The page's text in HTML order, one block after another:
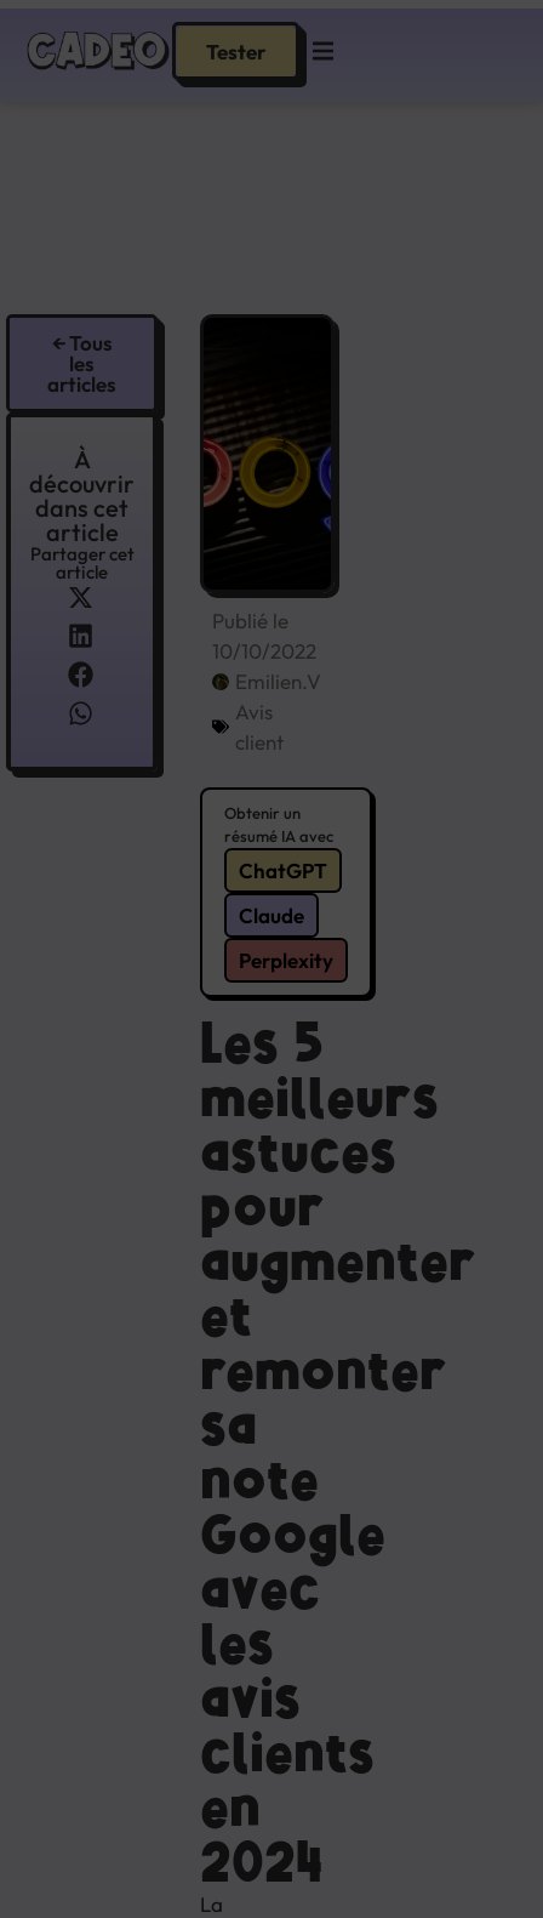
Tester
← Tous
les
articles
À
découvrir
dans cet
article
Partager cet
article
Publié le
10/10/2022
Emilien.V
Avis
client
Obtenir un
résumé IA avec
ChatGPT
Claude
Perplexity
Les 5
meilleurs
astuces
pour
augmenter
et
remonter
sa
note
Google
avec
les
avis
clients
en
2024
La